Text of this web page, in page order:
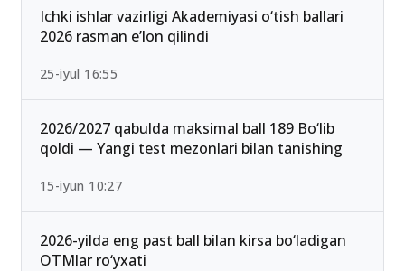
Ichki ishlar vazirligi Akademiyasi o‘tish ballari
2026 rasman e’lon qilindi
25-iyul 16:55
2026/2027 qabulda maksimal ball 189 Bo‘lib
qoldi — Yangi test mezonlari bilan tanishing
15-iyun 10:27
2026-yilda eng past ball bilan kirsa bo‘ladigan
OTMlar ro‘yxati